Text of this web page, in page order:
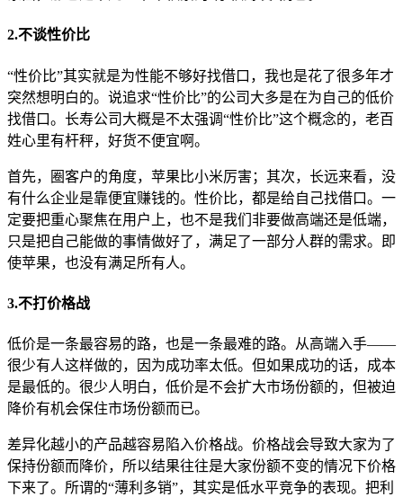
2.不谈性价比
“性价比”其实就是为性能不够好找借口，我也是花了很多年才
突然想明白的。说追求“性价比”的公司大多是在为自己的低价
找借口。长寿公司大概是不太强调“性价比”这个概念的，老百
姓心里有杆秤，好货不便宜啊。
首先，圈客户的角度，苹果比小米厉害；其次，长远来看，没
有什么企业是靠便宜赚钱的。性价比，都是给自己找借口。一
定要把重心聚焦在用户上，也不是我们非要做高端还是低端，
只是把自己能做的事情做好了，满足了一部分人群的需求。即
使苹果，也没有满足所有人。
3.不打价格战
低价是一条最容易的路，也是一条最难的路。从高端入手——
很少有人这样做的，因为成功率太低。但如果成功的话，成本
是最低的。很少人明白，低价是不会扩大市场份额的，但被迫
降价有机会保住市场份额而已。
差异化越小的产品越容易陷入价格战。价格战会导致大家为了
保持份额而降价，所以结果往往是大家份额不变的情况下价格
下来了。所谓的“薄利多销”，其实是低水平竞争的表现。把利